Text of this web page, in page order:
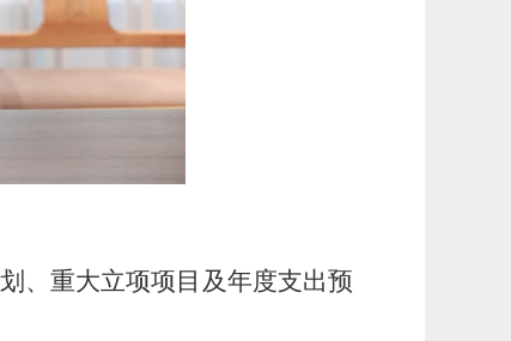
、重大立项项目及年度支出预